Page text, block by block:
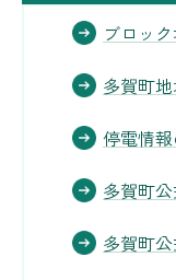
ブロッ
多賀町
停電情
多賀町
多賀町